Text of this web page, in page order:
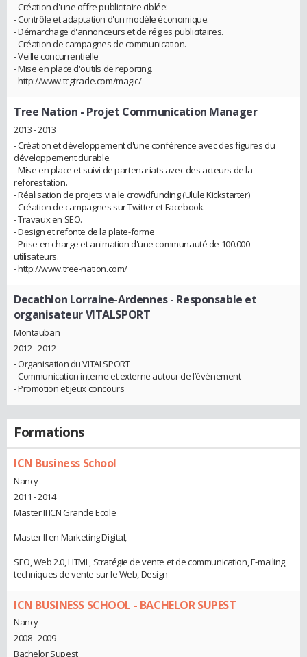
- Création d'une offre publicitaire ciblée:
- Contrôle et adaptation d'un modèle économique.
- Démarchage d'annonceurs et de régies publicitaires.
- Création de campagnes de communication.
- Veille concurrentielle
- Mise en place d'outils de reporting.
- http://www.tcgtrade.com/magic/
Tree Nation - Projet Communication Manager
2013 - 2013
- Création et développement d'une conférence avec des figures du
développement durable.
- Mise en place et suivi de partenariats avec des acteurs de la
reforestation.
- Réalisation de projets via le crowdfunding (Ulule Kickstarter)
- Création de campagnes sur Twitter et Facebook.
- Travaux en SEO.
- Design et refonte de la plate-forme
- Prise en charge et animation d'une communauté de 100.000
utilisateurs.
- http://www.tree-nation.com/
Decathlon Lorraine-Ardennes- Responsable et
organisateur VITALSPORT
Montauban
2012 - 2012
- Organisation du VITALSPORT
- Communication interne et externe autour de l’événement
- Promotion et jeux concours
Formations
ICN Business School
Nancy
2011 - 2014
Master II ICN Grande Ecole
Master II en Marketing Digital,
SEO, Web 2.0, HTML, Stratégie de vente et de communication, E-mailing,
techniques de vente sur le Web, Design
ICN BUSINESS SCHOOL - BACHELOR SUPEST
Nancy
2008 - 2009
Bachelor Supest